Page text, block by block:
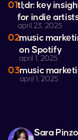
01tl;dr: key
for indie
april 23, 2025
02music
onSpotify
april 1, 2025
03music
april 1, 2025
Sara